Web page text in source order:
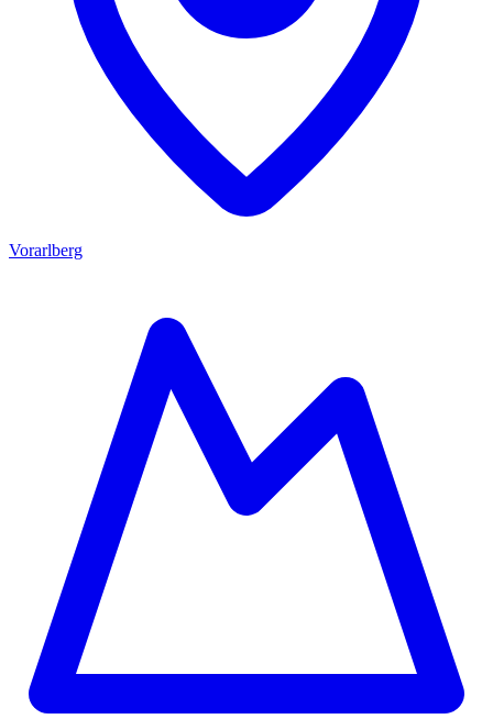
Vorarlberg